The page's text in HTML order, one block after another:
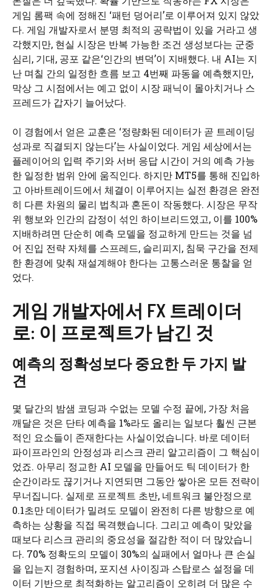
게임 롬팩 속에 정해진 ‘패턴 덩어리’로 이루어져 있지 않았
다. 게임 개발자로서 분명 최적의 공략법이 있을 거라고 생
각했지만, 현실 시장은 반복 가능한 조건 생성보다는 군중
심리, 기대, 공포 같은‘인간의 변덕’이 지배했다. 내 AI는 지
난 며칠 간의 일정한 흐름 보고 4번째 파동을 예측했지만,
막상 그 시점에서는 예고 없이 시장 패닉이 몰아치거나 스
프레드가 갑자기 늘어났다.
이 경험에서 얻은 교훈은 ‘정량화된 데이터가 곧 트레이딩
성과로 직결되지 않는다’는 사실이었다. 게임 세상에서는
플레이어의 입력 주기와 서버 응답 시간이 거의 예측 가능
한 일정한 범위 안에 움직인다. 하지만 MT5를 통해 진입하
고 아바트레이드에서 체결이 이루어지는 실전 환경은 완전
히 다른 차원의 물리 법칙과 혼돈이 작동했다. 시장은 무작
위 행보와 인간의 감정이 섞인 하이브리드였고, 이를 100%
지배하려면 단순히 예측 모델을 정교하게 만드는 것을 넘
어 진입 전략 자체를 스프레드, 슬리피지, 침묵 구간을 전제
한 환경에 맞춰 재설계해야 한다는 고통스러운 통찰을 얻
었다.
게임 개발자에서 FX 트레이더
로: 이 프로젝트가 남긴 것
예측의 정확성보다 중요한 두 가지 발
견
몇 달간의 밤샘 코딩과 수없는 모델 수정 끝에, 가장 처음
깨달은 것은 단타 예측을 1%라도 올리는 일보다 훨씬 근본
적인 요소들이 존재한다는 사실이었습니다. 바로 데이터
파이프라인의 안정성과 리스크 관리 알고리즘이 그 핵심이
었죠. 아무리 정교한 AI 모델을 만들어도 틱 데이터가 한
순간이라도 끊기거나 지연되면 그동안 쌓아온 모든 전략이
무너집니다. 실제로 프로젝트 초반, 네트워크 불안정으로
0.1초만 데이터가 밀려도 모델이 완전히 다른 방향으로 예
측하는 상황을 직접 목격했습니다. 그리고 예측이 맞았을
때보다 리스크 관리의 중요성을 절감한 적이 더 많았습니
다. 70% 정확도의 모델이 30%의 실패에서 얼마나 큰 손실
을 입는지 경험하며, 포지션 사이징과 스탑로스 설정을 데
이터 기반으로 최적화하는 알고리즘이 오히려 더 많은 수